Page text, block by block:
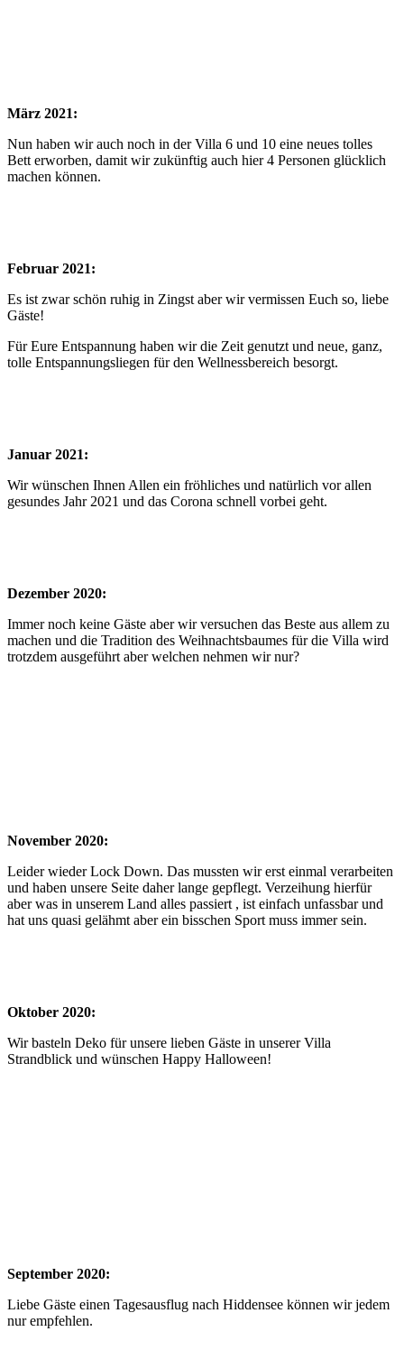
März 2021:
Nun haben wir auch noch in der Villa 6 und 10 eine neues tolles
Bett erworben, damit wir zukünftig auch hier 4 Personen glücklich
machen können.
Februar 2021:
Es ist zwar schön ruhig in Zingst aber wir vermissen Euch so, liebe
Gäste!
Für Eure Entspannung haben wir die Zeit genutzt und neue, ganz,
tolle Entspannungsliegen für den Wellnessbereich besorgt.
Januar 2021:
Wir wünschen Ihnen Allen ein fröhliches und natürlich vor allen
gesundes Jahr 2021 und das Corona schnell vorbei geht.
Dezember 2020:
Immer noch keine Gäste aber wir versuchen das Beste aus allem zu
machen und die Tradition des Weihnachtsbaumes für die Villa wird
trotzdem ausgeführt aber welchen nehmen wir nur?
November 2020:
Leider wieder Lock Down. Das mussten wir erst einmal verarbeiten
und haben unsere Seite daher lange gepflegt. Verzeihung hierfür
aber was in unserem Land alles passiert , ist einfach unfassbar und
hat uns quasi gelähmt aber ein bisschen Sport muss immer sein.
Oktober 2020:
Wir basteln Deko für unsere lieben Gäste in unserer Villa
Strandblick und wünschen Happy Halloween!
September 2020:
Liebe Gäste einen Tagesausflug nach Hiddensee können wir jedem
nur empfehlen.